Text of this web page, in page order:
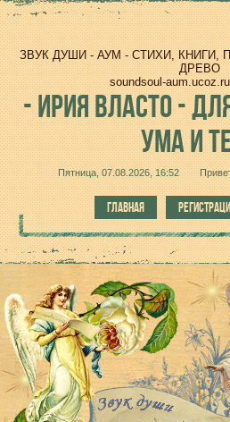
ЗВУК ДУШИ - АУМ - СТИХИ,
ДРЕВО
soundsoul-
-ИРИЯ ВЛАСТО -
УМА И
Пятница, 07.08.2026, 16:52
ГЛАВНАЯ